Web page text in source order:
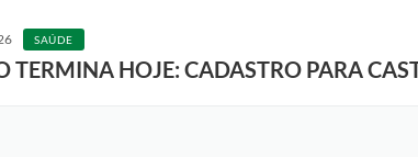
SAÚDE
TERMINA HOJE: CADASTRO PARA